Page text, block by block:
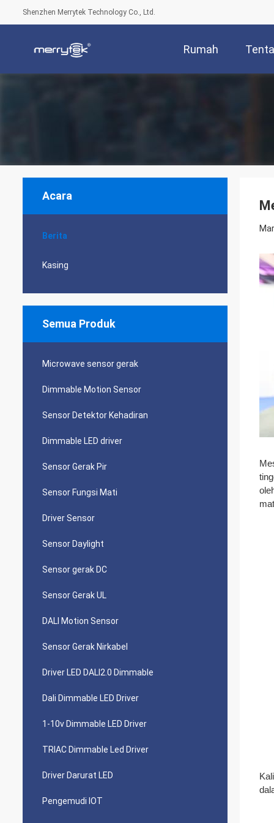
Shenzhen Merrytek Technology Co., Ltd.
Rumah
Acara
Berita
Kasing
Semua Produk
Microwave sensor gerak
Dimmable Motion Sensor
Sensor Detektor Kehadiran
Dimmable LED driver
Sensor Gerak Pir
Sensor Fungsi Mati
Driver Sensor
Sensor Daylight
Sensor gerak DC
Sensor Gerak UL
DALI Motion Sensor
Sensor Gerak Nirkabel
Driver LED DALI2.0 Dimmable
Dali Dimmable LED Driver
1-10v Dimmable LED Driver
TRIAC Dimmable Led Driver
Driver Darurat LED
Pengemudi IOT